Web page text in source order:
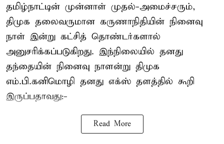
தமிழ்நாட்டின் முன்னாள் முதல்-அமைச்சரும்,
திமுக தலைவருமான கருணாநிதியின் நினைவு
நாள் இன்று கட்சித் தொண்டர்களால்
அனுசரிக்கப்படுகிறது. இந்நிலையில் தனது
தந்தையின் நினைவு நாளன்று திமுக
எம்.பி.கனிமொழி தனது எக்ஸ் தளத்தில் கூறி
இருப்பதாவது:-
Read More